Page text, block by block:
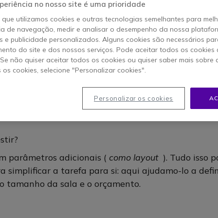
fazer as perguntas certas para definir as suas
parâmetros adicionais ( como layout ). Tudo isso
simplificar a tarefa para si: aqui ajudamo-lo a
tamanho da sala e o orçamento.
no nosso site é uma prioridade
que utilizamos cookies e outras tecnologias semelhantes para
de navegação, medir e analisar o desempenho da nossa
e publicidade personalizados. Alguns cookies são necessários
do site e dos nossos serviços. Pode aceitar todos os cookies
Se não quiser aceitar todos os cookies ou quiser saber mais sobre
os cookies, selecione "Personalizar cookies".
Personalizar os cookies